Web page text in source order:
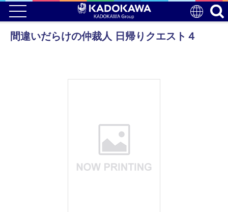
間違いだらけの仲裁人 日帰りクエスト４